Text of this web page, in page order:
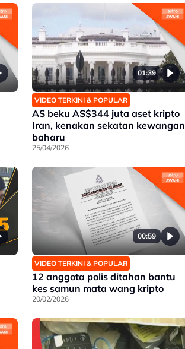
01:39
VIDEO TERKINI & POPULAR
AS beku AS$344 juta aset kripto
Iran, kenakan sekatan kewangan
baharu
25/04/2026
00:59
VIDEO TERKINI & POPULAR
12 anggota polis ditahan bantu
kes samun mata wang kripto
20/02/2026